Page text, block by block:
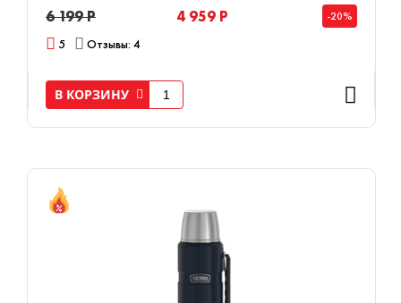
6 199 Р 4 959 Р -20%
5 Отзывы: 4
В КОРЗИНУ